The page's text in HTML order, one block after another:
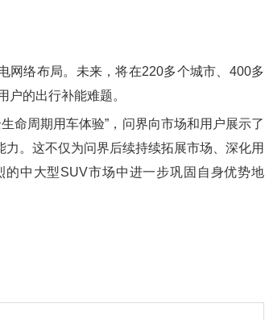
络布局。未来，将在220多个城市、400多
户的出行补能难题。
命周期用车体验”，问界向市场和用户展示了
。这不仅为问界后续持续拓展市场、深化用
中大型SUV市场中进一步巩固自身优势地